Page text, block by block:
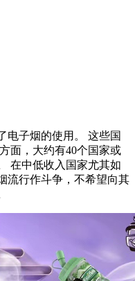
电子烟的使用。 这些国
面，大约有40个国家或
在中低收入国家尤其如
流行作斗争，不希望向其